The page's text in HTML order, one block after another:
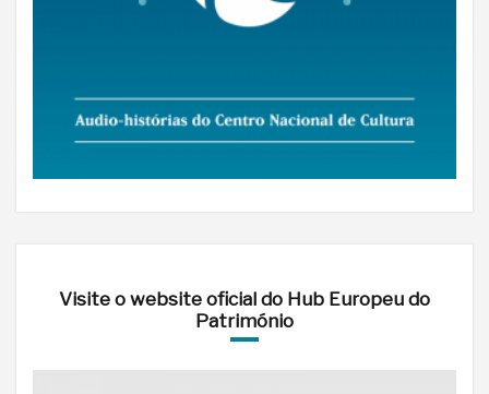
Visite o website oficial do Hub Europeu do
Património